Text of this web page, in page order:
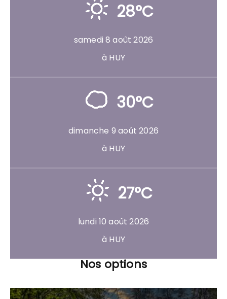
28°C
samedi 8 août 2026
à HUY
30°C
dimanche 9 août 2026
à HUY
27°C
lundi 10 août 2026
à HUY
Nos options